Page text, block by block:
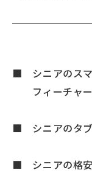
■ シニアのスマ
フィーチャー
■ シニアのタブ
■ シニアの格安